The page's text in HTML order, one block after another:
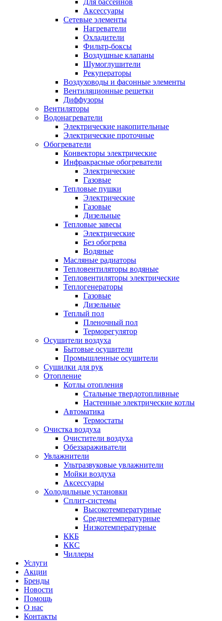
Для бассейнов
Аксессуары
Сетевые элементы
Нагреватели
Охладители
Фильтр-боксы
Воздушные клапаны
Шумоглушители
Рекуператоры
Воздуховоды и фасонные элементы
Вентиляционные решетки
Диффузоры
Вентиляторы
Водонагреватели
Электрические накопительные
Электрические проточные
Обогреватели
Конвекторы электрические
Инфракрасные обогреватели
Электрические
Газовые
Тепловые пушки
Электрические
Газовые
Дизельные
Тепловые завесы
Электрические
Без обогрева
Водяные
Масляные радиаторы
Тепловентиляторы водяные
Тепловентиляторы электрические
Теплогенераторы
Газовые
Дизельные
Теплый пол
Пленочный пол
Терморегулятор
Осушители воздуха
Бытовые осушители
Промышленные осушители
Сушилки для рук
Отопление
Котлы отопления
Стальные твердотопливные
Настенные электрические котлы
Автоматика
Термостаты
Очистка воздуха
Очистители воздуха
Обеззараживатели
Увлажнители
Ультразвуковые увлажнители
Мойки воздуха
Аксессуары
Холодильные установки
Сплит-системы
Высокотемпературные
Среднетемпературные
Низкотемпературные
ККБ
ККС
Чиллеры
Услуги
Акции
Бренды
Новости
Помощь
О нас
Контакты